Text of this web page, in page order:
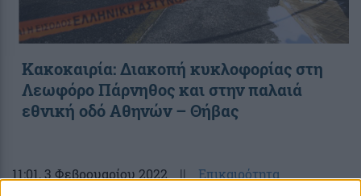
Κακοκαιρία: Διακοπή κυκλοφορίας στη
Λεωφόρο Πάρνηθος και στην παλαιά
εθνική οδό Αθηνών – Θήβας
11:01, 3 Φεβρουαρίου 2022 || Επικαιρότητα